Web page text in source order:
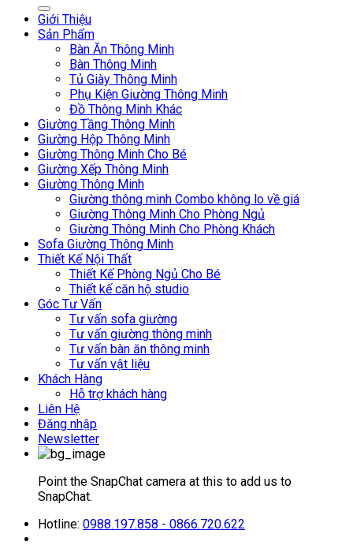
Giới Thiệu
Sản Phẩm
Bàn Ăn Thông Minh
Bàn Thông Minh
Tủ Giày Thông Minh
Phụ Kiện Giường Thông Minh
Đồ Thông Minh Khác
Giường Tầng Thông Minh
Giường Hộp Thông Minh
Giường Thông Minh Cho Bé
Giường Xếp Thông Minh
Giường Thông Minh
Giường thông minh Combo không lo về giá
Giường Thông Minh Cho Phòng Ngủ
Giường Thông Minh Cho Phòng Khách
Sofa Giường Thông Minh
Thiết Kế Nội Thất
Thiết Kế Phòng Ngủ Cho Bé
Thiết kế căn hộ studio
Góc Tư Vấn
Tư vấn sofa giường
Tư vấn giường thông minh
Tư vấn bàn ăn thông minh
Tư vấn vật liệu
Khách Hàng
Hỗ trợ khách hàng
Liên Hệ
Đăng nhập
Newsletter
Point the SnapChat camera at this to add us to
SnapChat.
Hotline: 0988.197.858 - 0866.720.622